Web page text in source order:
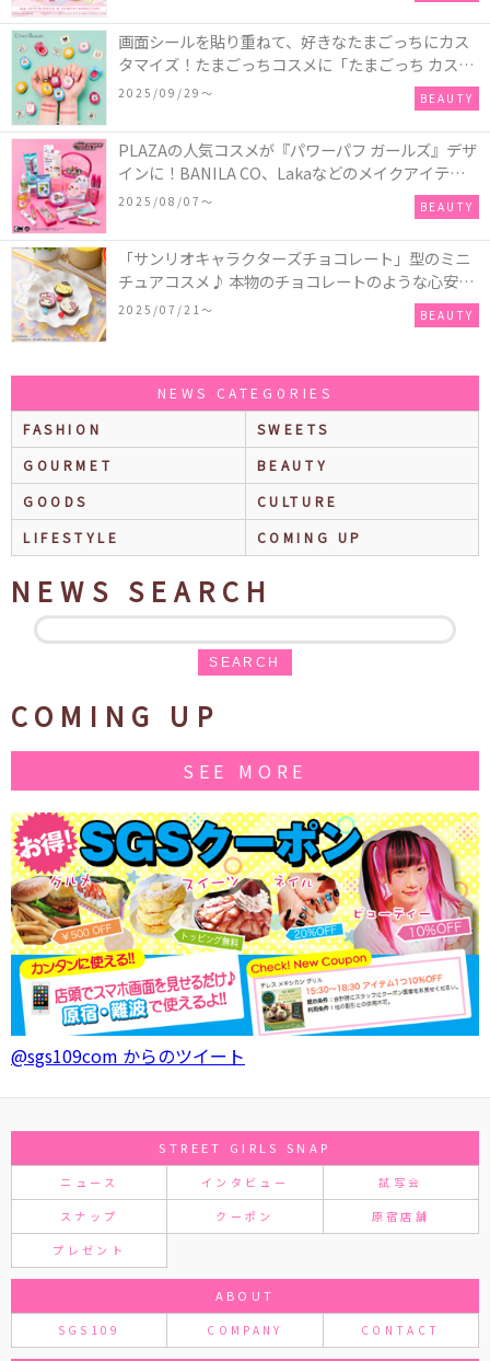
画面シールを貼り重ねて、好きなたまごっちにカス
タマイズ！たまごっちコスメに「たまごっち カスタ
ム!!リップ＆チーク」が新登場
2025/09/29〜 BEAUTY
PLAZAの人気コスメが『パワーパフ ガールズ』デザ
インに！BANILA CO、Lakaなどのメイクアイテム
に、＆honeyやSign+などのヘアアイテム、VTや
2025/08/07〜 BEAUTY
「サンリオキャラクターズチョコレート」型のミニ
チュアコスメ♪ 本物のチョコレートのような心安ら
ぐ香りの保湿バームが登場！
2025/07/21〜 BEAUTY
NEWS CATEGORIES
FASHION
SWEETS
GOURMET
BEAUTY
GOODS
CULTURE
LIFESTYLE
COMING UP
NEWS SEARCH
SEARCH
COMING UP
SEE MORE
@sgs109com からのツイート
STREET GIRLS SNAP
ニュース インタビュー 試写会
スナップ クーポン 原宿店舗
プレゼント
ABOUT
SGS109 COMPANY CONTACT